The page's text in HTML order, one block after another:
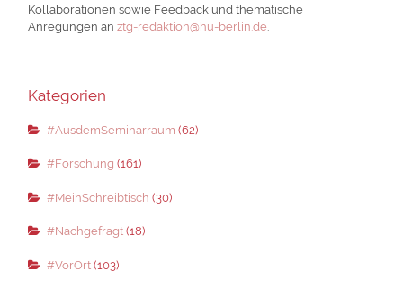
Kollaborationen sowie Feedback und thematische
Anregungen anztg-redaktion@hu-berlin.de
Kategorien
#AusdemSeminarraum (62)
#Forschung (161)
#MeinSchreibtisch (30)
#Nachgefragt(18)
#VorOrt(103)